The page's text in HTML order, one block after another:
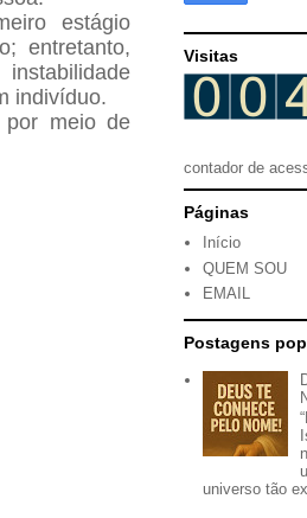
estágio
entretanto,
indivíduo.
por meio de
Visitas
contador de
Páginas
Início
QUEM SOU
EMAIL
Postagens
universo tão